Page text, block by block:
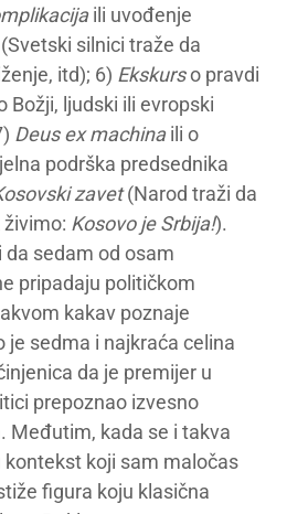
ili uvođenje
silnici traže da
itd); 6) Ekskurso pravdi
Božji, ljudski ili evropski
Deus ex machinaili o
podrška predsednika
zavet(Narod traži da
Kosovo je Srbija!).
sedam od osam
pripadaju političkom
kakav poznaje
je sedma i najkraća celina
da je premijer u
prepoznao izvesno
Međutim, kada se i takva
koji sam maločas
figura koju klasična